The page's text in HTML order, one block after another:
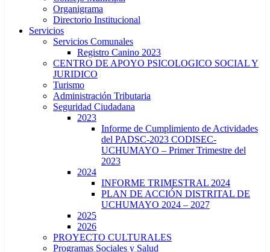
Organigrama
Directorio Institucional
Servicios
Servicios Comunales
Registro Canino 2023
CENTRO DE APOYO PSICOLOGICO SOCIAL Y
JURIDICO
Turismo
Administración Tributaria
Seguridad Ciudadana
2023
Informe de Cumplimiento de Actividades
del PADSC-2023 CODISEC-
UCHUMAYO – Primer Trimestre del
2023
2024
INFORME TRIMESTRAL 2024
PLAN DE ACCIÓN DISTRITAL DE
UCHUMAYO 2024 – 2027
2025
2026
PROYECTO CULTURALES
Programas Sociales y Salud